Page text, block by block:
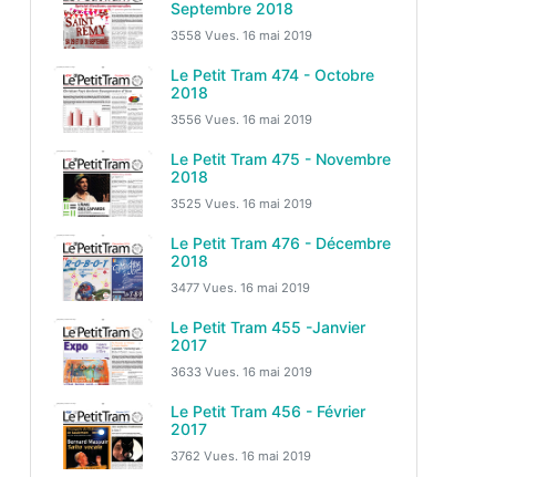
Septembre 2018
3558 Vues. 16 mai 2019
Le Petit Tram 474 - Octobre
2018
3556 Vues. 16 mai 2019
Le Petit Tram 475 - Novembre
2018
3525 Vues. 16 mai 2019
Le Petit Tram 476 - Décembre
2018
3477 Vues. 16 mai 2019
Le Petit Tram 455 -Janvier
2017
3633 Vues. 16 mai 2019
Le Petit Tram 456 - Février
2017
3762 Vues. 16 mai 2019